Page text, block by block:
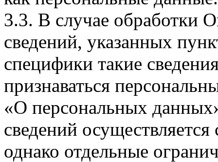
3.3. В случае обработки
сведений, указанных
специфики такие
признаваться
«О персональных
сведений
однако отдельные